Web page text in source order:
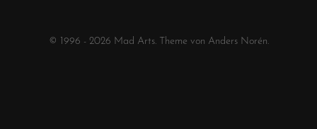
© 1996 - 2026 Mad Arts. Theme von Anders Norén.